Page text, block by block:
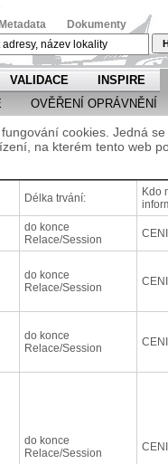
Metadata Dokumenty
VALIDACE
INSPIRE
OVĚŘENÍ OPRÁVNĚNÍ
cookies. Jedná
na kterém tento web
Délka trvání:
Kdo
do konce
Relace/Session
do konce
Relace/Session
do konce
Relace/Session
do konce
Relace/Session